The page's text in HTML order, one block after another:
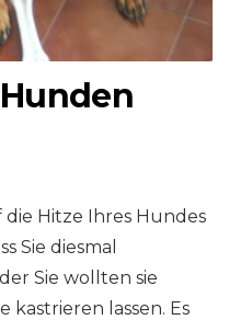
die Hitze Ihres Hundes
Sie diesmal
Sie wollten sie
kastrieren lassen. Es